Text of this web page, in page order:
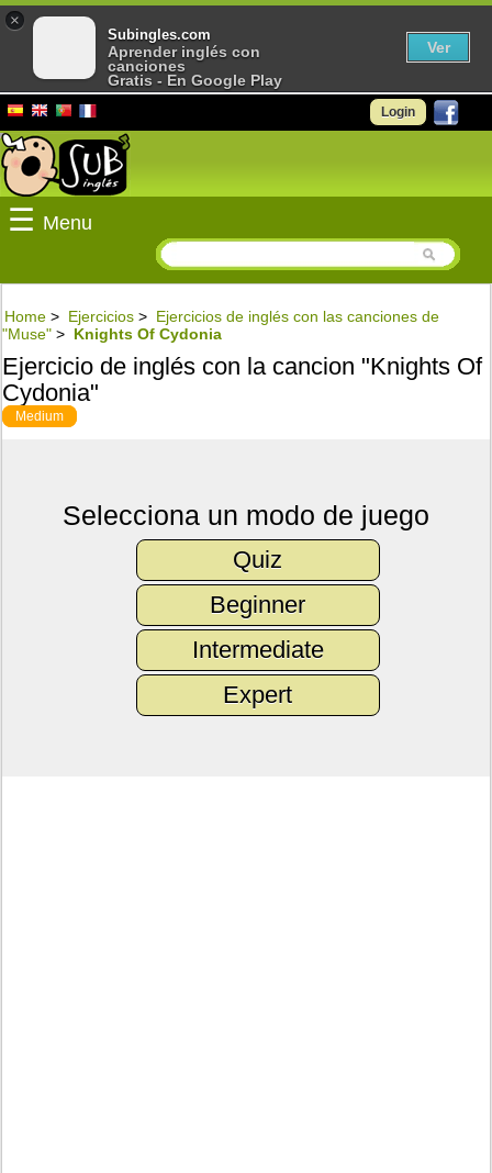
Login
☰ Menu
Home > Ejercicios > Ejercicios de inglés con las canciones de
"Muse" > Knights Of Cydonia
Ejercicio de inglés con la cancion "Knights Of
Cydonia"
Medium
Selecciona un modo de juego
Quiz
Beginner
Intermediate
Expert
×
Subingles.com
Aprender inglés con
canciones
Gratis - En Google Play
Ver